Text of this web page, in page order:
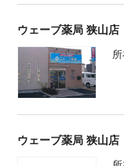
ウェーブ薬局 狭山店
ウェーブ薬局 狭山店